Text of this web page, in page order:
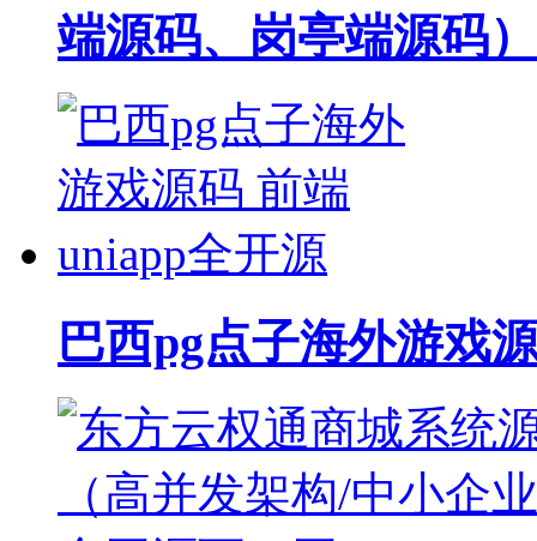
端源码、岗亭端源码）
巴西pg点子海外游戏